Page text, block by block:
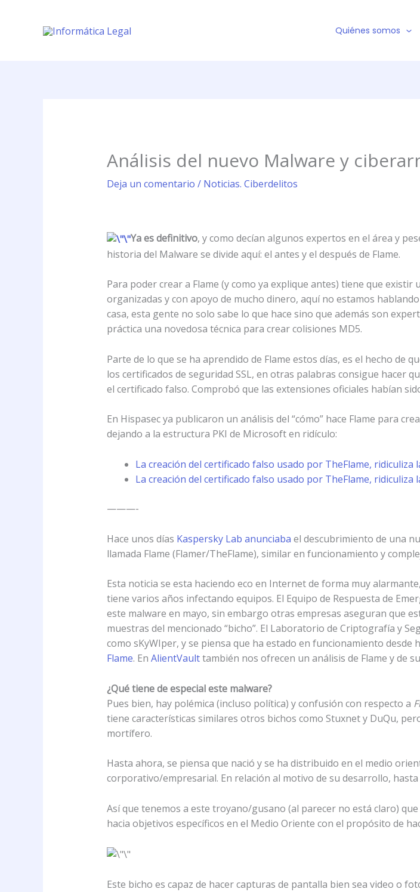
contenido
Quiénes somos
Análisis del nuevo Malware y
Deja un comentario / Noticias. Ciberdelitos
Ya es definitivo, y como decían algunos expertos en el área y
historia del Malware se divide aquí: el antes y el después de Flame.
Para poder crear a Flame (y como ya explique antes) tiene que
organizadas y con apoyo de mucho dinero, aquí no estamos
casa, esta gente no solo sabe lo que hace sino que además son
práctica una novedosa técnica para crear colisiones MD5.
Parte de lo que se ha aprendido de Flame estos días, es el hecho de
los certificados de seguridad SSL, en otras palabras consigue hacer
el certificado falso. Comprobó que las extensiones oficiales habían
En Hispasec ya publicaron un análisis del “cómo” hace Flame para
dejando a la estructura PKI de Microsoft en ridículo:
La creación del certificado falso usado por TheFlame,
La creación del certificado falso usado por TheFlame,
———-
Hace unos días Kaspersky Lab anunciaba el descubrimiento de una
llamada Flame (Flamer/TheFlame), similar en funcionamiento y
Esta noticia se esta haciendo eco en Internet de forma muy
tiene varios años infectando equipos. El Equipo de Respuesta de
este malware en mayo, sin embargo otras empresas aseguran que
muestras del mencionado “bicho”. El Laboratorio de Criptografía y
como sKyWIper, y se piensa que ha estado en funcionamiento desde
Flame. En AlientVaulttambién nos ofrecen un análisis de Flame y de
¿Qué tiene de especial este malware?
Pues bien, hay polémica (incluso política) y confusión con respecto a
tiene características similares otros bichos como Stuxnet y DuQu,
mortífero.
Hasta ahora, se piensa que nació y se ha distribuido en el medio
corporativo/empresarial. En relación al motivo de su desarrollo,
Así que tenemos a este troyano/gusano (al parecer no está claro)
hacia objetivos específicos en el Medio Oriente con el propósito de
Este bicho es capaz de hacer capturas de pantalla bien sea video o